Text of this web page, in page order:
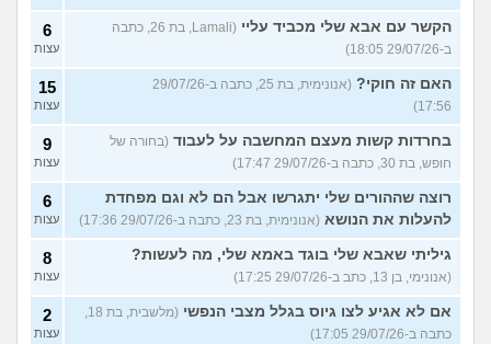
הקשר עם אבא שלי מכביד עליי
(Lamali, בת 26, כתבה
ב-29/07/26 18:05)
6
עצות
האם זה חוקי?
(אנונימית, בת 25, כתבה ב-29/07/26
17:56)
15
עצות
בחרדות קשות מעצם המחשבה על לעבוד (בחורה של
חופש, בת 30, כתבה ב-29/07/26 17:47)
9
עצות
רוצה שההורים שלי יתגרשו אבל הם לא וגם מפחדת
להעלות את הנושא (אנונימית, בת 23, כתבה ב-29/07/26 17:36)
6
עצות
גיליתי שאבא שלי בוגד באמא שלי, מה לעשות?
(אנונימי, בן 13, כתב ב-29/07/26 17:25)
8
עצות
אם לא אגיע לצו גיוס בגלל מצבי הנפשי
(מלשבית, בת 18,
כתבה ב-29/07/26 17:05)
2
עצות